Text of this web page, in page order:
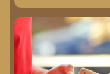
bank